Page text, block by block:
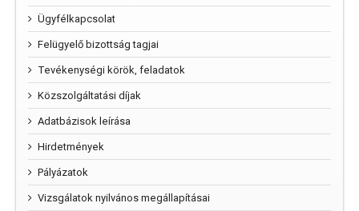
Ügyfélkapcsolat
Felügyelő bizottság tagjai
Tevékenységi körök, feladatok
Közszolgáltatási díjak
Adatbázisok leírása
Hirdetmények
Pályázatok
Vizsgálatok nyilvános megállapításai